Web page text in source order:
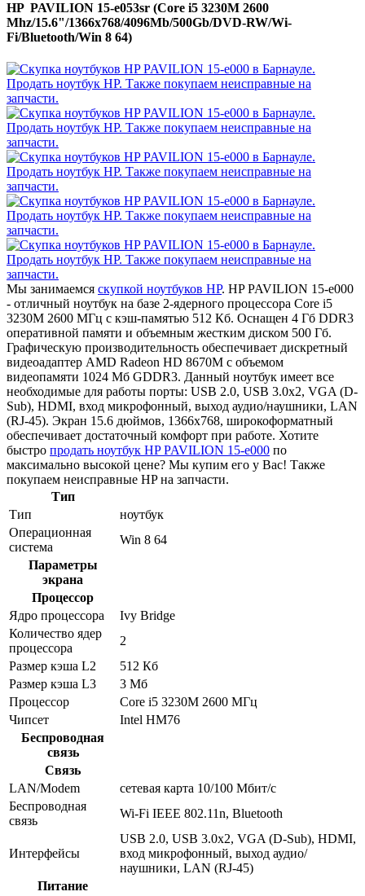
HP PAVILION 15-e053sr (Core i5 3230M 2600
Mhz/15.6"/1366x768/4096Mb/500Gb/DVD-RW/Wi-
Fi/Bluetooth/Win 8 64)
Мы занимаемся скупкой ноутбуков HP. HP PAVILION 15-e000
- отличный ноутбук на базе 2-ядерного процессора Core i5
3230M 2600 МГц с кэш-памятью 512 Кб. Оснащен 4 Гб DDR3
оперативной памяти и объемным жестким диском 500 Гб.
Графическую производительность обеспечивает дискретный
видеоадаптер AMD Radeon HD 8670M с объемом
видеопамяти 1024 Мб GDDR3. Данный ноутбук имеет все
необходимые для работы порты: USB 2.0, USB 3.0x2, VGA (D-
Sub), HDMI, вход микрофонный, выход аудио/наушники, LAN
(RJ-45). Экран 15.6 дюймов, 1366x768, широкоформатный
обеспечивает достаточный комфорт при работе. Хотите
быстро продать ноутбук HP PAVILION 15-e000 по
максимально высокой цене? Мы купим его у Вас! Также
покупаем неисправные HP на запчасти.
Тип
Тип
ноутбук
Операционная
система
Win 8 64
Параметры
экрана
Процессор
Ядро процессора
Ivy Bridge
Количество ядер
процессора
2
Размер кэша L2
512 Кб
Размер кэша L3
3 Мб
Процессор
Core i5 3230M 2600 МГц
Чипсет
Intel HM76
Беспроводная
связь
Связь
LAN/Modem
сетевая карта 10/100 Мбит/c
Беспроводная
связь
Wi-Fi IEEE 802.11n, Bluetooth
Интерфейсы
USB 2.0, USB 3.0x2, VGA (D-Sub), HDMI,
вход микрофонный, выход аудио/
наушники, LAN (RJ-45)
Питание